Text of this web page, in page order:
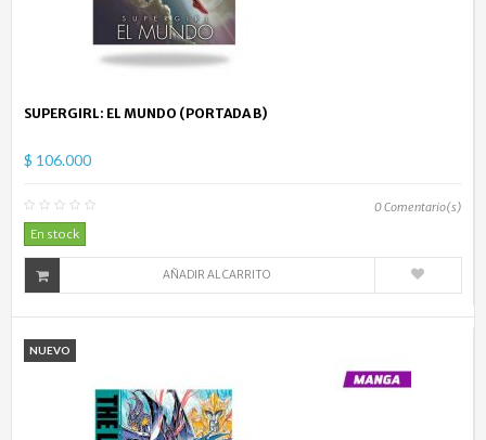
SUPERGIRL: EL MUNDO (PORTADA B)
$ 106.000
0Comentario(s)
En stock
AÑADIR AL CARRITO
NUEVO